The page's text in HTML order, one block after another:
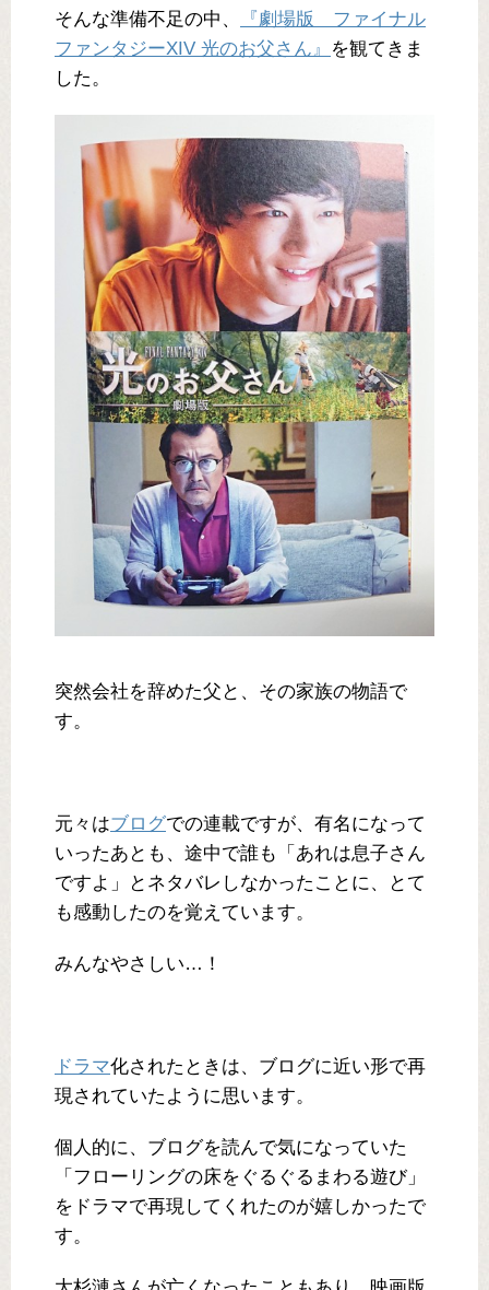
そんな準備不足の中、
『劇場版 ファイナル
ファンタジーXIV 光のお父さん』
を観てきま
した。
突然会社を辞めた父と、その家族の物語で
す。
元々はブログでの連載ですが、有名になって
いったあとも、途中で誰も「あれは息子さん
ですよ」とネタバレしなかったことに、とて
も感動したのを覚えています。
みんなやさしい…！
ドラマ化されたときは、ブログに近い形で再
現されていたように思います。
個人的に、ブログを読んで気になっていた
「フローリングの床をぐるぐるまわる遊び」
をドラマで再現してくれたのが嬉しかったで
す。